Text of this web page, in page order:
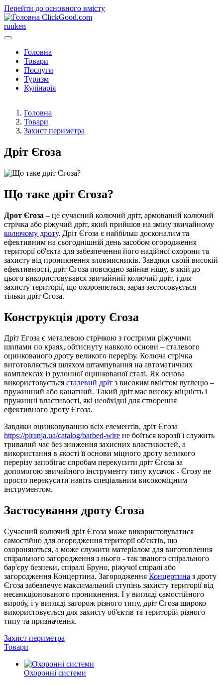
Перейти до основного вмісту
ClickGood.com
ruuken
Головна
Товари
Послуги
Туризм
Кулінарія
Головна
Товари
Захист периметра
Дріт Єгоза
Що таке дріт Єгоза?
Дрот Єгоза – це сучасний колючий дріт, армований колючий
стрічка або ріжучий дріт, який прийшов на зміну звичайному
колючому дроту. Дріт Єгоза є найбільш досконалим та
ефективним на сьогоднішній день засобом огородження
території об'єкта для забезпечення його надійної охорони та
захисту від проникнення зловмисників. Завдяки своїй високій
ефективності, дріт Єгоза повсюдно зайняв нішу, в якій до
цього використовувався звичайний колючий дріт, і для
захисту території, що охороняється, зараз застосовується
тільки дріт Єгоза.
Конструкція дроту Єгоза
Дріт Егоза є металевою стрічкою з гострими ріжучими
шипами по краях, обтиснуту навколо основи – сталевого
оцинкованого дроту великого перерізу. Колюча стрічка
виготовляється шляхом штампування на автоматичних
комплексах із рулонної оцинкованої сталі. Як основа
використовується сталевий дріт з високим вмістом вуглецю –
пружинний або канатний. Такий дріт має високу міцність і
пружинні властивості, які необхідні для створення
ефективного дроту Єгоза.
Завдяки оцинковуванню всіх елементів, дріт Єгоза
https://piranja.ua/catalog/barbed-wire не боїться корозії і служить
тривалий час без зниження захисних властивостей, а
використання в якості її основи міцного дроту великого
перерізу запобігає спробам перекусити дріт Єгоза за
допомогою звичайного інструменту типу кусачок - Єгозу не
просто перекусити навіть спеціальним високоміцним
інструментом.
Застосування дроту Єгоза
Сучасний колючий дріт Єгоза може використовуватися
самостійно для огородження території об'єктів, що
охороняються, а може служити матеріалом для виготовлення
спірального загородження з нього - так званого спірального
бар'єру безпеки, спіралі Бруно, ріжучої спіралі або
загородження Концертина. Загородження Концертина з дроту
Єгоза забезпечує максимальний ступінь захисту території від
несанкціонованого проникнення. І у вигляді самостійного
виробу, і у вигляді загорож різного типу, дріт Єгоза широко
використовується для захисту об'єктів та територій різного
типу та призначення.
Захист периметра
Товари
Охоронні системи